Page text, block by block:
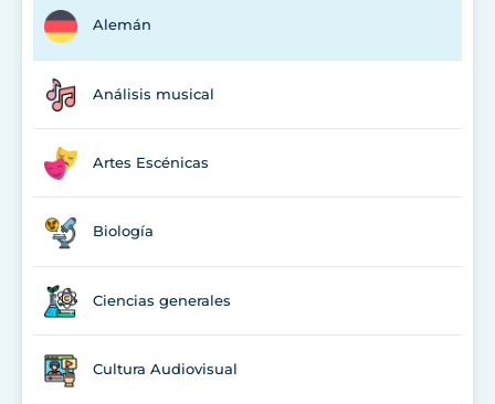
Alemán
Análisis musical
Artes Escénicas
Biología
Ciencias generales
Cultura Audiovisual